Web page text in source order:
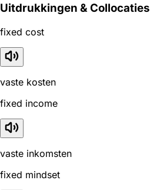
Uitdrukkingen & Collocaties
fixed cost
vaste kosten
fixed income
vaste inkomsten
fixed mindset